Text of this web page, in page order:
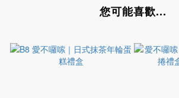
您可能喜歡...